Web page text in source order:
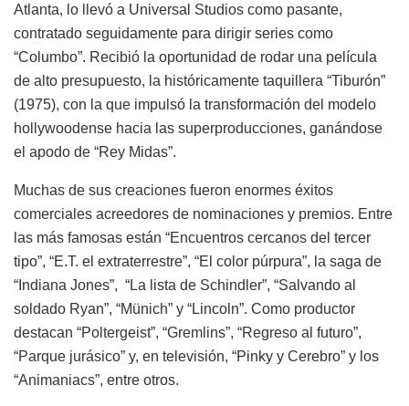
Atlanta, lo llevó a Universal Studios como pasante,
contratado seguidamente para dirigir series como
“Columbo”. Recibió la oportunidad de rodar una película
de alto presupuesto, la históricamente taquillera “Tiburón”
(1975), con la que impulsó la transformación del modelo
hollywoodense hacia las superproducciones, ganándose
el apodo de “Rey Midas”.
Muchas de sus creaciones fueron enormes éxitos
comerciales acreedores de nominaciones y premios. Entre
las más famosas están “Encuentros cercanos del tercer
tipo”, “E.T. el extraterrestre”, “El color púrpura”, la saga de
“Indiana Jones”, “La lista de Schindler”, “Salvando al
soldado Ryan”, “Münich” y “Lincoln”. Como productor
destacan “Poltergeist”, “Gremlins”, “Regreso al futuro”,
“Parque jurásico” y, en televisión, “Pinky y Cerebro” y los
“Animaniacs”, entre otros.